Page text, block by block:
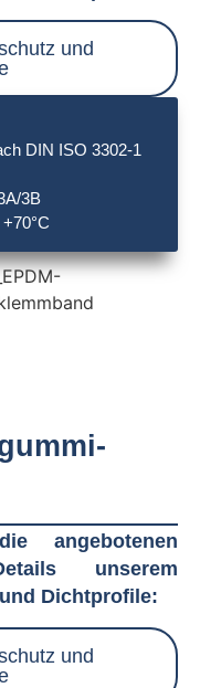
und
DIN ISO 3302-1
3B
angebotenen
unserem
Dichtprofile:
und